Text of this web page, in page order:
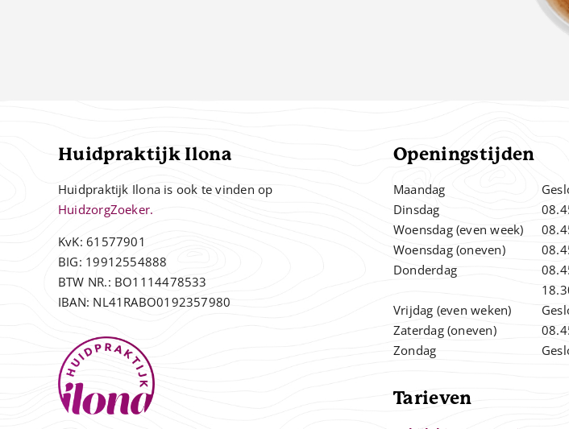
Huidpraktijk Ilona
Huidpraktijk Ilona is ook te vinden op
HuidzorgZoeker.
KvK: 61577901
BIG: 19912554888
BTW NR.: BO1114478533
IBAN: NL41RABO0192357980
Openingstijden
Maandag
Dinsdag
Woensdag (even week)
Woensdag (oneven)
Donderdag
Vrijdag (even weken)
Zaterdag (oneven)
Zondag
Tarieven